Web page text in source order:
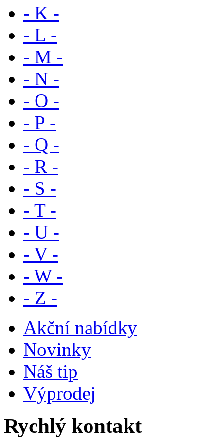
- K -
- L -
- M -
- N -
- O -
- P -
- Q -
- R -
- S -
- T -
- U -
- V -
- W -
- Z -
Akční nabídky
Novinky
Náš tip
Výprodej
Rychlý kontakt